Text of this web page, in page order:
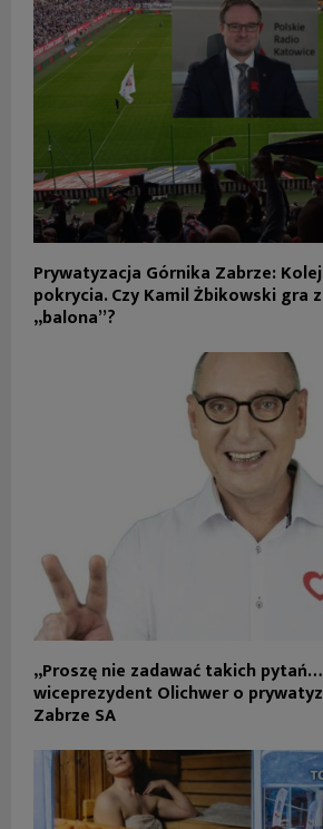
Prywatyzacja Górnika Zabrze:
pokrycia. Czy Kamil Żbikowski gra
„balona”?
„Proszę nie zadawać takich
wiceprezydent Olichwer o
Zabrze SA